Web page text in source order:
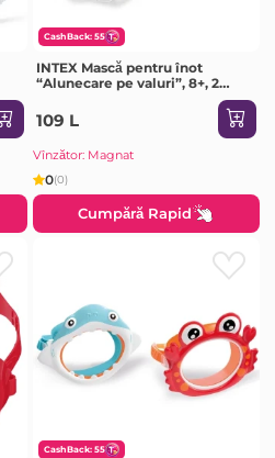
CashBack: 55
INTEX Mască pentru înot
“Alunecare pe valuri”, 8+, 2
109 L
Vînzător: Magnat
0(0)
Cumpără Rapid
CashBack: 55